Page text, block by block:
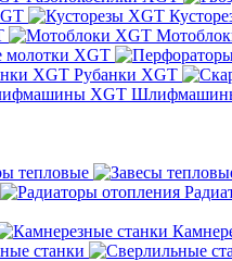
молотки XGT
Рубанки XGT
тепловые
станки